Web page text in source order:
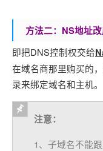
方法二：NS地址
即把DNS控制权交给
在域名商那里购买的
录来绑定域名和主机。
注意：
1、子域名不能